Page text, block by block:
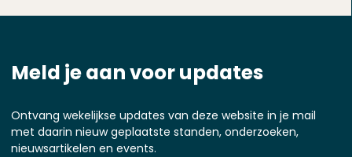
Meld je aan voor updates
Ontvang wekelijkse updates van deze website in je mail
met daarin nieuw geplaatste standen, onderzoeken,
nieuwsartikelen en events.